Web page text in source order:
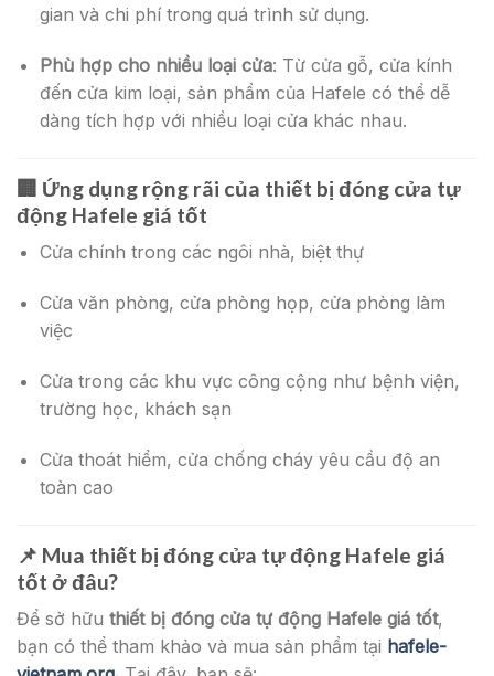
gian và chi phí trong quá trình sử dụng.
Phù hợp cho nhiều loại cửa: Từ cửa gỗ, cửa kính
đến cửa kim loại, sản phẩm của Hafele có thể dễ
dàng tích hợp với nhiều loại cửa khác nhau.
🏢 Ứng dụng rộng rãi của thiết bị đóng cửa tự
động Hafele giá tốt
Cửa chính trong các ngôi nhà, biệt thự
Cửa văn phòng, cửa phòng họp, cửa phòng làm
việc
Cửa trong các khu vực công cộng như bệnh viện,
trường học, khách sạn
Cửa thoát hiểm, cửa chống cháy yêu cầu độ an
toàn cao
📌 Mua thiết bị đóng cửa tự động Hafele giá
tốt ở đâu?
Để sở hữu thiết bị đóng cửa tự động Hafele giá tốt,
bạn có thể tham khảo và mua sản phẩm tại hafele-